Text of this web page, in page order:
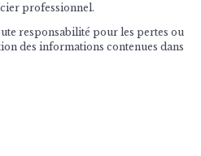
professionnel.
responsabilité pour les pertes ou
des informations contenues dans